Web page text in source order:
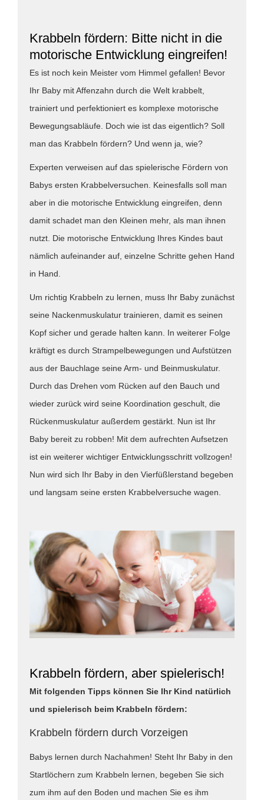
Krabbeln fördern: Bitte nicht in die
motorische Entwicklung eingreifen!
Es ist noch kein Meister vom Himmel gefallen! Bevor
Ihr Baby mit Affenzahn durch die Welt krabbelt,
trainiert und perfektioniert es komplexe motorische
Bewegungsabläufe. Doch wie ist das eigentlich? Soll
man das Krabbeln fördern? Und wenn ja, wie?
Experten verweisen auf das spielerische Fördern von
Babys ersten Krabbelversuchen. Keinesfalls soll man
aber in die motorische Entwicklung eingreifen, denn
damit schadet man den Kleinen mehr, als man ihnen
nutzt. Die motorische Entwicklung Ihres Kindes baut
nämlich aufeinander auf, einzelne Schritte gehen Hand
in Hand.
Um richtig Krabbeln zu lernen, muss Ihr Baby zunächst
seine Nackenmuskulatur trainieren, damit es seinen
Kopf sicher und gerade halten kann. In weiterer Folge
kräftigt es durch Strampelbewegungen und Aufstützen
aus der Bauchlage seine Arm- und Beinmuskulatur.
Durch das Drehen vom Rücken auf den Bauch und
wieder zurück wird seine Koordination geschult, die
Rückenmuskulatur außerdem gestärkt. Nun ist Ihr
Baby bereit zu robben! Mit dem aufrechten Aufsetzen
ist ein weiterer wichtiger Entwicklungsschritt vollzogen!
Nun wird sich Ihr Baby in den Vierfüßlerstand begeben
und langsam seine ersten Krabbelversuche wagen.
Krabbeln fördern, aber spielerisch!
Mit folgenden Tipps können Sie Ihr Kind natürlich
und spielerisch beim Krabbeln fördern:
Krabbeln fördern durch Vorzeigen
Babys lernen durch Nachahmen! Steht Ihr Baby in den
Startlöchern zum Krabbeln lernen, begeben Sie sich
zum ihm auf den Boden und machen Sie es ihm